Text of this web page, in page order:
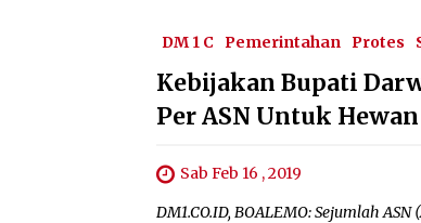
DM 1 C Pemerintahan Protes
Kebijakan Bupati
Per ASN Untuk
Sab Feb 16 , 2019
DM1.CO.ID, BOALEMO: Sejumlah